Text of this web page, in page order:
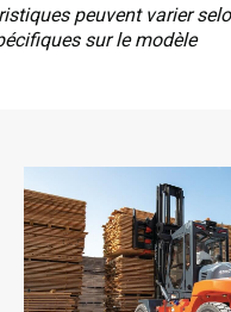
peuvent varier
sur le modèle